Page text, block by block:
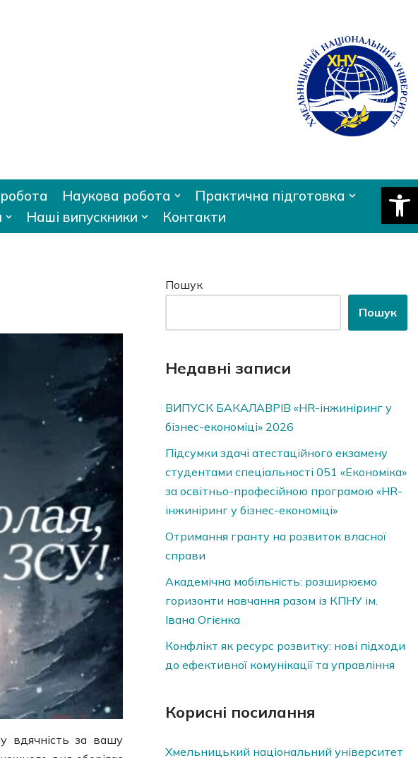
Наукова робота
Практична підготовка
Наші випускники Контакти
вдячність за вашу
Пошук
Пошук
Недавні записи
ВИПУСК БАКАЛАВРІВ «HR-інжиніринг у
бізнес-економіці» 2026
Підсумки здачі атестаційного екзамену
студентами спеціальності 051 «Економіка»
за освітньо-професійною програмою «HR-
інжиніринг у бізнес-економіці»
Отримання гранту на розвиток власної
справи
Академічна мобільність: розширюємо
горизонти навчання разом із КПНУ ім.
Івана Огієнка
Конфлікт як ресурс розвитку: нові підходи
до ефективної комунікації та управління
Корисні посилання
Хмельницький національний університет